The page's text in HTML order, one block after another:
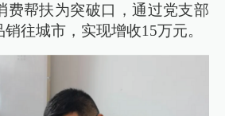
费帮扶为突破口，通过党支部
往城市，实现增收15万元。